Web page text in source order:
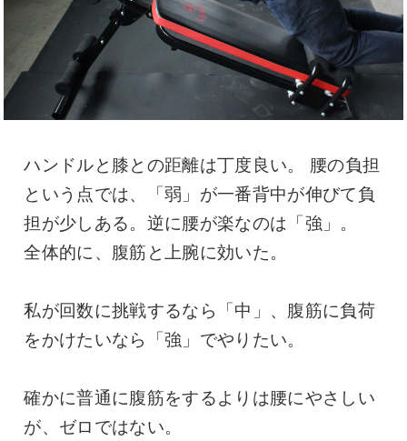
ハンドルと膝との距離は丁度良い。 腰の負担
という点では、「弱」が一番背中が伸びて負
担が少しある。逆に腰が楽なのは「強」。
全体的に、腹筋と上腕に効いた。
私が回数に挑戦するなら「中」、腹筋に負荷
をかけたいなら「強」でやりたい。
確かに普通に腹筋をするよりは腰にやさしい
が、ゼロではない。